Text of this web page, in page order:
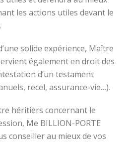
les actions utiles devant le
solide expérience, Maître
également en droit des
d’un testament
recel, assurance-vie…).
héritiers concernant le
Me BILLION-PORTE
conseiller au mieux de vos